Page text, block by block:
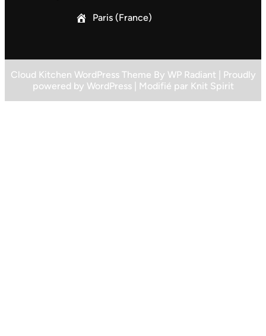
Paris (France)
Cloud Kitchen WordPress Theme By WP Radiant | Proudly
powered by WordPress| Modifié par Knit Spirit